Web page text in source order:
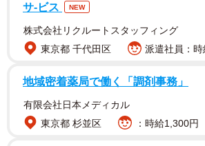
サ-ビス
NEW
株式会社リクルートスタッフィング
東京都 千代田区
派遣社員：
地域密着薬局で働く「調剤事務」
有限会社日本メディカル
東京都 杉並区
：時給1,300円